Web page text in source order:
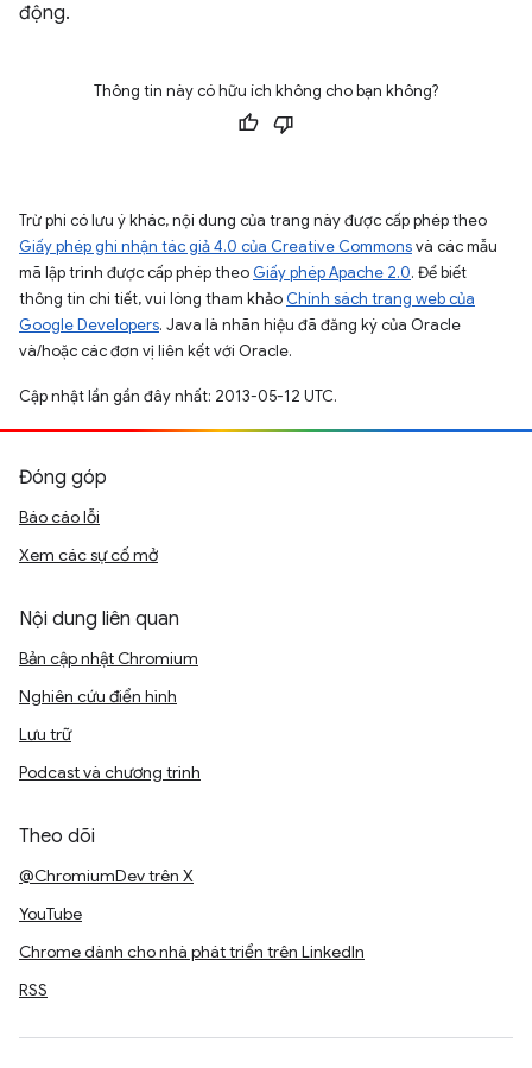
động.
Thông tin này có hữu ích không cho bạn không?
Trừ phi có lưu ý khác, nội dung của trang này được cấp phép theo
Giấy phép ghi nhận tác giả 4.0 của Creative Commonsvà các mẫu
mã lập trình được cấp phép theo Giấy phép Apache 2.0. Để biết
thông tin chi tiết, vui lòng tham khảo Chính sách trang web của
Google Developers. Java là nhãn hiệu đã đăng ký của Oracle
và/hoặc các đơn vị liên kết với Oracle.
Cập nhật lần gần đây nhất: 2013-05-12 UTC.
Đóng góp
Báo cáo lỗi
Xem các sự cố mở
Nội dung liên quan
Bản cập nhật Chromium
Nghiên cứu điển hình
Lưu trữ
Podcast và chương trình
Theo dõi
@ChromiumDev trên X
YouTube
Chrome dành cho nhà phát triển trên LinkedIn
RSS